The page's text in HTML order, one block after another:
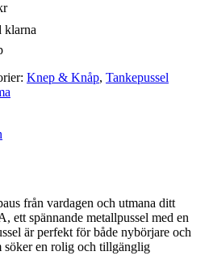
klarna
Knep & Knåp, Tankepussel
från vardagen och utmana ditt
ett spännande metallpussel med en
är perfekt för både nybörjare och
söker en rolig och tillgänglig